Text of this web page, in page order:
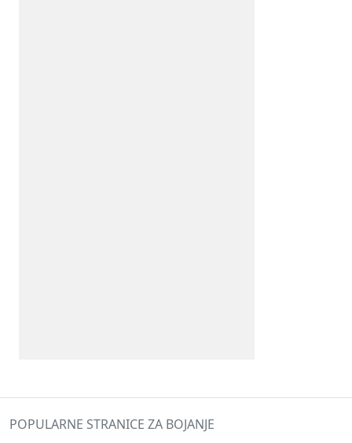
POPULARNE STRANICE ZA BOJANJE